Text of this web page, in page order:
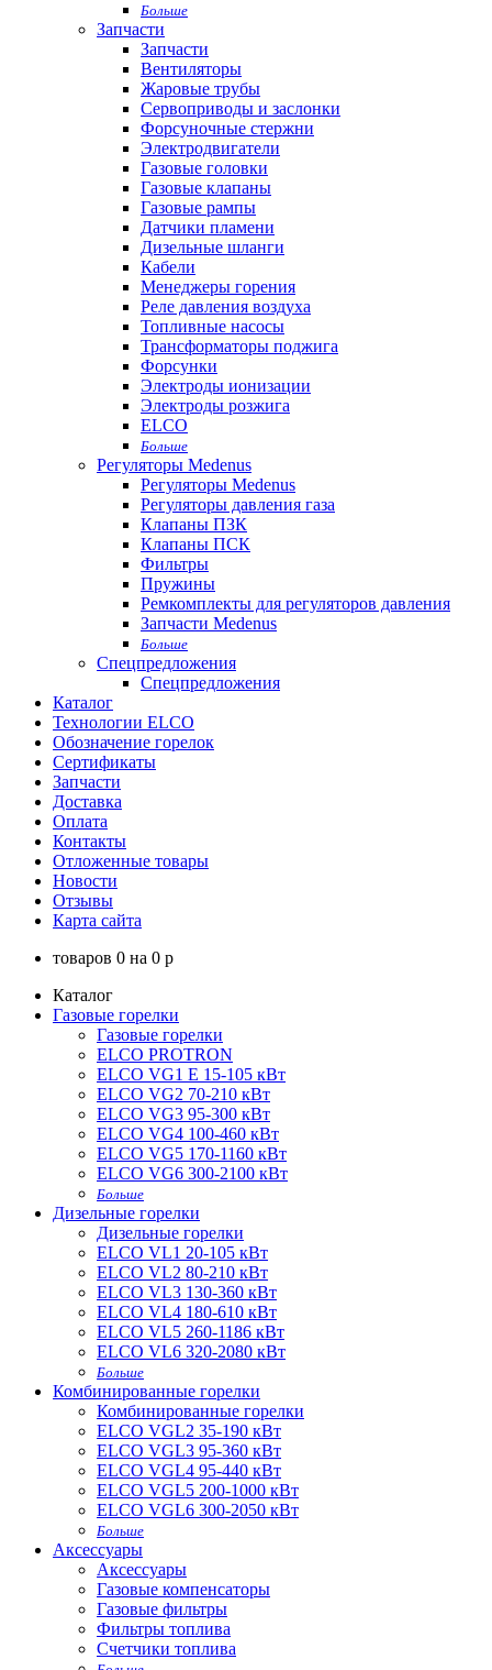
Больше
Запчасти
Запчасти
Вентиляторы
Жаровые трубы
Сервоприводы и заслонки
Форсуночные стержни
Электродвигатели
Газовые головки
Газовые клапаны
Газовые рампы
Датчики пламени
Дизельные шланги
Кабели
Менеджеры горения
Реле давления воздуха
Топливные насосы
Трансформаторы поджига
Форсунки
Электроды ионизации
Электроды розжига
ELCO
Больше
Регуляторы Medenus
Регуляторы Medenus
Регуляторы давления газа
Клапаны ПЗК
Клапаны ПСК
Фильтры
Пружины
Ремкомплекты для регуляторов давления
Запчасти Medenus
Больше
Спецпредложения
Спецпредложения
Каталог
Технологии ELCO
Обозначение горелок
Сертификаты
Запчасти
Доставка
Оплата
Контакты
Отложенные товары
Новости
Отзывы
Карта сайта
товаров 0 на 0 p
Каталог
Газовые горелки
Газовые горелки
ELCO PROTRON
ELCO VG1 E 15-105 кВт
ELCO VG2 70-210 кВт
ELCO VG3 95-300 кВт
ELCO VG4 100-460 кВт
ELCO VG5 170-1160 кВт
ELCO VG6 300-2100 кВт
Больше
Дизельные горелки
Дизельные горелки
ELCO VL1 20-105 кВт
ELCO VL2 80-210 кВт
ELCO VL3 130-360 кВт
ELCO VL4 180-610 кВт
ELCO VL5 260-1186 кВт
ELCO VL6 320-2080 кВт
Больше
Комбинированные горелки
Комбинированные горелки
ELCO VGL2 35-190 кВт
ELCO VGL3 95-360 кВт
ELCO VGL4 95-440 кВт
ELCO VGL5 200-1000 кВт
ELCO VGL6 300-2050 кВт
Больше
Аксессуары
Аксессуары
Газовые компенсаторы
Газовые фильтры
Фильтры топлива
Счетчики топлива